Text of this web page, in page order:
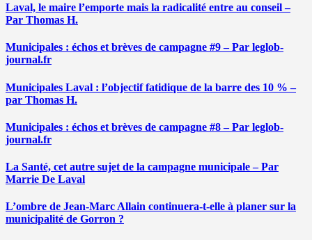
Laval, le maire l’emporte mais la radicalité entre au conseil –
Par Thomas H.
Municipales : échos et brèves de campagne #9 – Par leglob-
journal.fr
Municipales Laval : l’objectif fatidique de la barre des 10 % –
par Thomas H.
Municipales : échos et brèves de campagne #8 – Par leglob-
journal.fr
La Santé, cet autre sujet de la campagne municipale – Par
Marrie De Laval
L’ombre de Jean-Marc Allain continuera-t-elle à planer sur la
municipalité de Gorron ?